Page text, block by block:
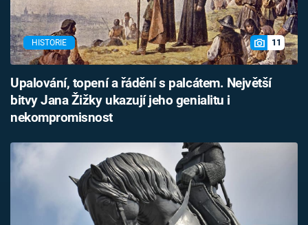
HISTORIE 11
Upalování, topení a řádění s palcátem. Největší
bitvy Jana Žižky ukazují jeho genialitu i
nekompromisnost